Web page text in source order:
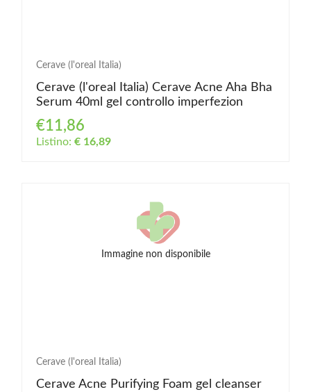
Cerave (l'oreal Italia)
Cerave (l'oreal Italia) Cerave Acne Aha Bha
Serum 40ml gel controllo imperfezion
€11,86
Listino: € 16,89
Immagine non disponibile
Cerave (l'oreal Italia)
Cerave Acne Purifying Foam gel cleanser